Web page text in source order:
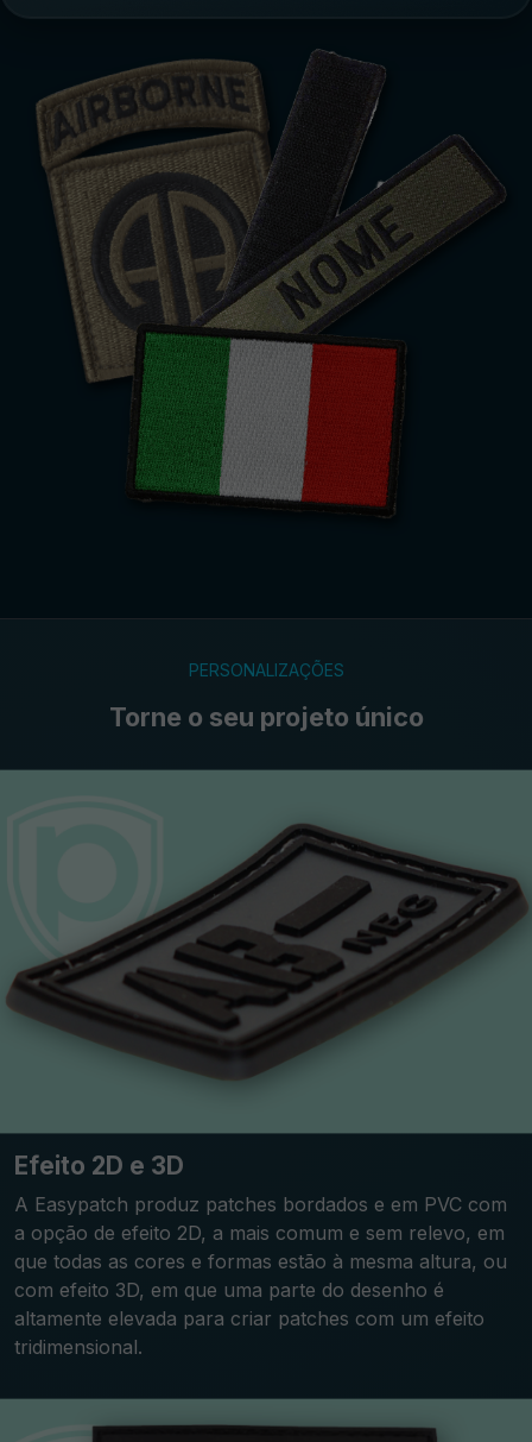
PERSONALIZAÇÕES
Torne o seu projeto único
Efeito 2D e 3D
A Easypatch produz patches bordados e em PVC com
a opção de efeito 2D, a mais comum e sem relevo, em
que todas as cores e formas estão à mesma altura, ou
com efeito 3D, em que uma parte do desenho é
altamente elevada para criar patches com um efeito
tridimensional.